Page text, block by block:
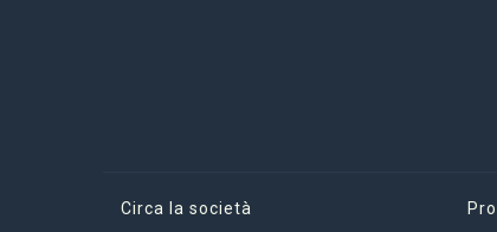
Circa la società